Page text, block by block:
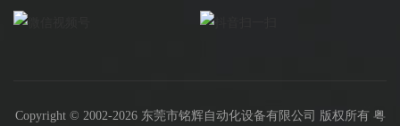
Copyright © 2002-2026 东莞市铭辉自动化设备有限公司 版权所有 粤